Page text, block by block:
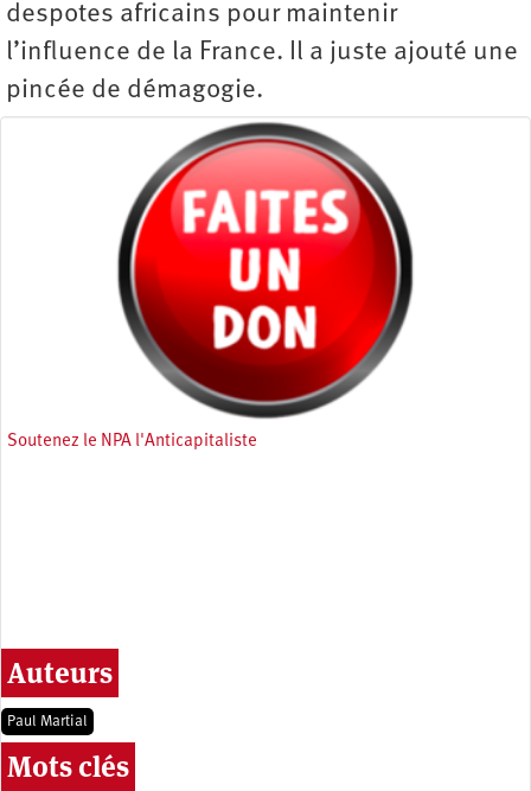
despotes africains pour maintenir
l’influence de la France. Il a juste ajouté une
pincée de démagogie.
Soutenez le NPA l'Anticapitaliste
Auteurs
Paul Martial
Mots clés